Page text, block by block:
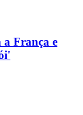
a França e